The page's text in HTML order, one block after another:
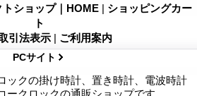
ショップ｜HOME | ショッピングカー
ト
引法表示 | ご利用案内
PCサイト
ックの掛け時計、置き時計、電波時計
ークロックの通販ショップです。